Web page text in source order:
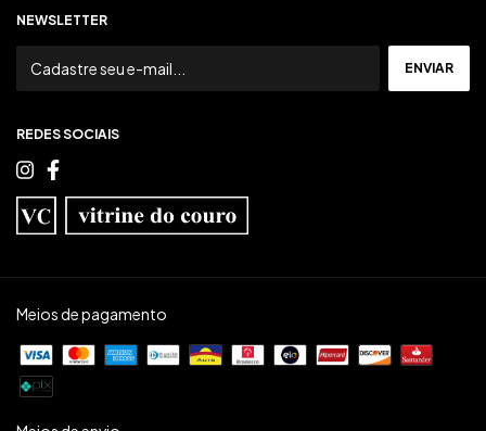
NEWSLETTER
REDES SOCIAIS
Meios de pagamento